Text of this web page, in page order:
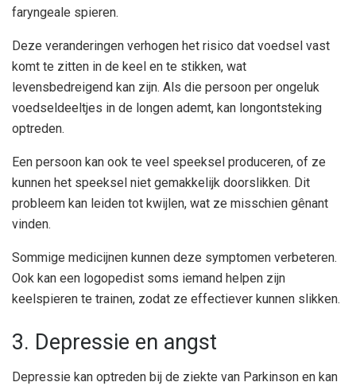
faryngeale spieren.
Deze veranderingen verhogen het risico dat voedsel vast
komt te zitten in de keel en te stikken, wat
levensbedreigend kan zijn. Als die persoon per ongeluk
voedseldeeltjes in de longen ademt, kan longontsteking
optreden.
Een persoon kan ook te veel speeksel produceren, of ze
kunnen het speeksel niet gemakkelijk doorslikken. Dit
probleem kan leiden tot kwijlen, wat ze misschien gênant
vinden.
Sommige medicijnen kunnen deze symptomen verbeteren.
Ook kan een logopedist soms iemand helpen zijn
keelspieren te trainen, zodat ze effectiever kunnen slikken.
3. Depressie en angst
Depressie kan optreden bij de ziekte van Parkinson en kan